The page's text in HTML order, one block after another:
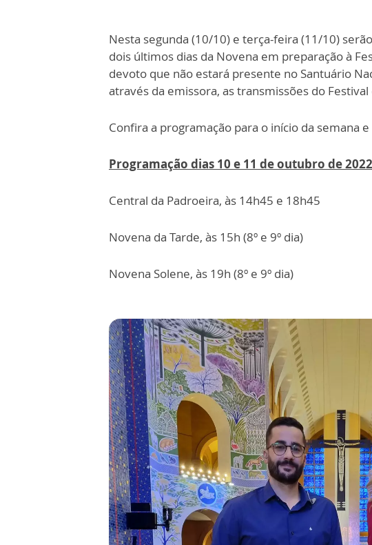
Nesta segunda (10/10) e terça-feira (11/10)
dois últimos dias da Novena em preparação à
devoto que não estará presente no Santuário
através da emissora, as transmissões do
Confira a programação para o início da semana
Programação dias 10 e 11 de outubro de 2022
Central da Padroeira, às 14h45 e 18h45
Novena da Tarde, às 15h (8º e 9º dia)
Novena Solene, às 19h (8º e 9º dia)